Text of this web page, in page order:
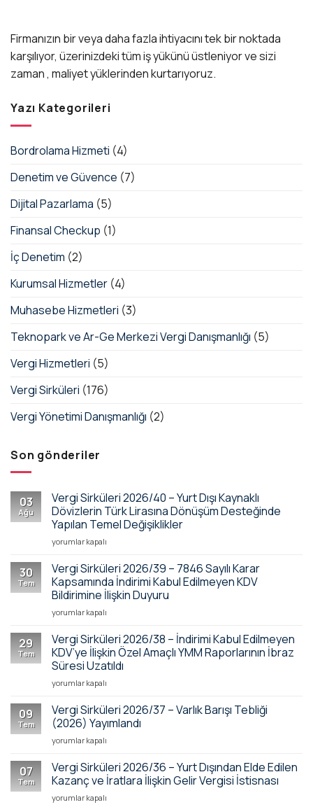
Firmanızın bir veya daha fazla ihtiyacını tek bir noktada
karşılıyor, üzerinizdeki tüm iş yükünü üstleniyor ve sizi
zaman , maliyet yüklerinden kurtarıyoruz.
Yazı Kategorileri
Bordrolama Hizmeti (4)
Denetim ve Güvence (7)
Dijital Pazarlama (5)
Finansal Checkup (1)
İç Denetim (2)
Kurumsal Hizmetler (4)
Muhasebe Hizmetleri (3)
Teknopark ve Ar-Ge Merkezi Vergi Danışmanlığı (5)
Vergi Hizmetleri (5)
Vergi Sirküleri (176)
Vergi Yönetimi Danışmanlığı (2)
Son gönderiler
03
Ağu
Vergi Sirküleri 2026/40 – Yurt Dışı Kaynaklı
Dövizlerin Türk Lirasına Dönüşüm Desteğinde
Yapılan Temel Değişiklikler
Vergi
2026/40
–
Yurt
Dışı
Kaynaklı
Türk
Lirasına
Dönüşüm
Desteğinde
Yapılan
Değişiklikler
için
yorumlar kapalı
30
Tem
Vergi Sirküleri 2026/39 – 7846 Sayılı Karar
Kapsamında İndirimi Kabul Edilmeyen KDV
Bildirimine İlişkin Duyuru
Vergi
2026/39
–
7846
Sayılı
Karar
İndirimi
Kabul
Edilmeyen
KDV
İlişkin
Duyuru
yorumlar kapalı
29
Tem
Vergi Sirküleri 2026/38 – İndirimi Kabul Edilmeyen
KDV’ye İlişkin Özel Amaçlı YMM Raporlarının İbraz
Süresi Uzatıldı
Vergi
2026/38
–
İndirimi
Kabul
KDV’ye
İlişkin
Amaçlı
yorumlar kapalı
09
Tem
Vergi Sirküleri 2026/37 – Varlık Barışı Tebliği
(2026) Yayımlandı
Vergi
2026/37
–
Varlık
Barışı
yorumlar kapalı
07
Tem
Vergi Sirküleri 2026/36 – Yurt Dışından Elde Edilen
Kazanç ve İratlara İlişkin Gelir Vergisi İstisnası
Vergi
yorumlar kapalı